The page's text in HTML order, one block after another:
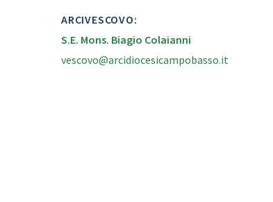
ARCIVESCOVO:
S.E. Mons. Biagio Colaianni
vescovo@arcidiocesicampobasso.it